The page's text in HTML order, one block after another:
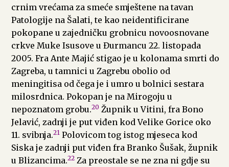
crnim vrećama za smeće smještene na tavan
Patologije na Šalati, te kao neidentificirane
pokopane u zajedničku grobnicu novoosnovane
crkve Muke Isusove u Đurmancu 22. listopada
2005. Fra Ante Majić stigao je u kolonama smrti do
Zagreba, u tamnici u Zagrebu obolio od
meningitisa od čega je i umro u bolnici sestara
milosrdnica. Pokopan je na Mirogoju u
nepoznatom grobu.20 Župnik u Vitini, fra Bono
Jelavić, zadnji je put viđen kod Velike Gorice oko
11. svibnja.21 Polovicom tog istog mjeseca kod
Siska je zadnji put viđen fra Branko Šušak, župnik
u Blizancima.22 Za preostale se ne zna ni gdje su